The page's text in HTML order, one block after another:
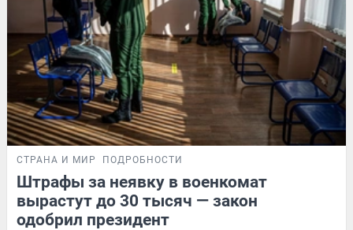
СТРАНА И МИР ПОДРОБНОСТИ
Штрафы за неявку в военкомат
вырастут до 30 тысяч — закон
одобрил президент